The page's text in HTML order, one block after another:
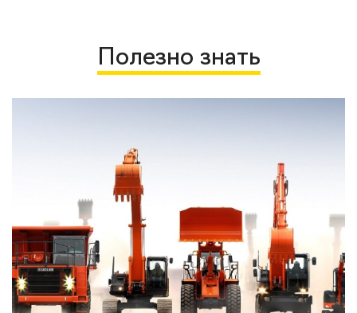
Полезно знать